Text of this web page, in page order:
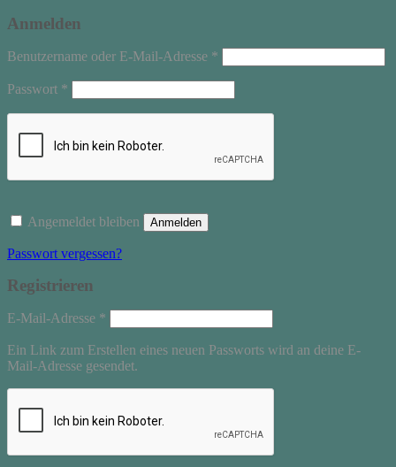
Anmelden
Benutzername oder E-Mail-Adresse *
Passwort *
Angemeldet bleiben Anmelden
Passwort vergessen?
Registrieren
E-Mail-Adresse *
Ein Link zum Erstellen eines neuen Passworts wird an deine E-
Mail-Adresse gesendet.